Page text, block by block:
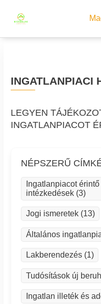
INGATLANPIACI
LEGYEN
INGATLANPIACOT
NÉPSZERŰ
Ingatlanpiacot
intézkedések (3)
Jogi ismeretek (13)
Általános
Lakberendezés (1)
Tudósítások új
Ingatlan illeték és